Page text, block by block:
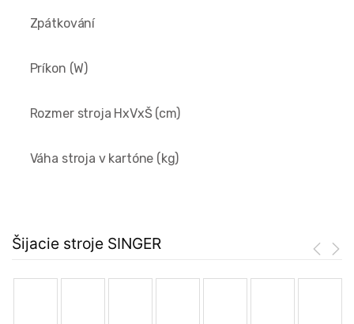
Zpátkování
Príkon (W)
Rozmer stroja HxVxŠ (cm)
Váha stroja v kartóne (kg)
Šijacie stroje SINGER